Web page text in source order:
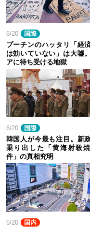
6/20 国際
プーチンのハッタリ「経
は効いていない」は大嘘
アに待ち受ける地獄
6/20 国際
韓国人が今最も注目。新
乗り出した「黄海射殺
件」の真相究明
6/20 国内